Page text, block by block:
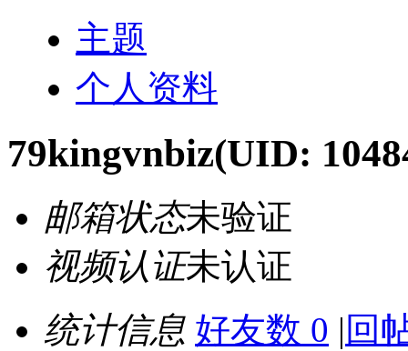
主题
个人资料
79kingvnbiz(UID:
邮箱状态未验证
视频认证未认证
统计信息 好友数 0 | 回